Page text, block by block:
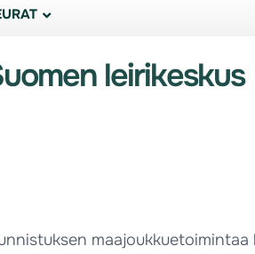
leirikeskus
maajoukkuetoimintaa